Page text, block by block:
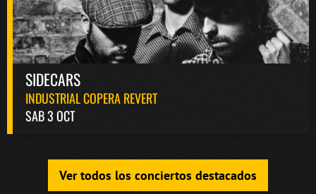
SIDECARS
INDUSTRIAL COPERA REVERT
SAB 3 OCT
Ver todos los conciertos destacados